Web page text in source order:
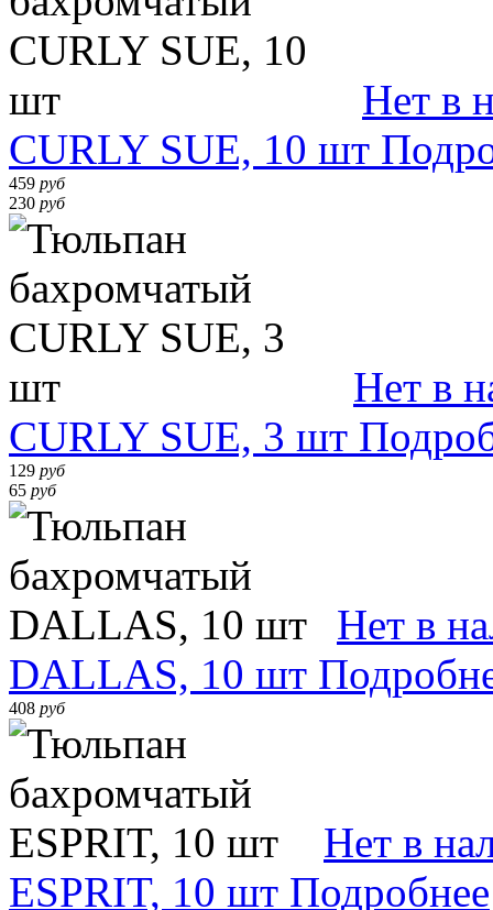
Нет в
CURLY SUE, 10 шт
459 руб
230 руб
Нет в
CURLY SUE, 3 шт
129 руб
65 руб
Нет в
DALLAS, 10 шт
408 руб
Нет в
ESPRIT, 10 шт Подробнее